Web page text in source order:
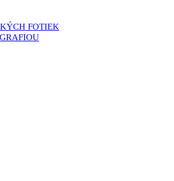
FOTIEK